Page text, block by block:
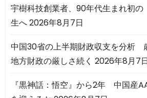
宇樹科技創業者、90年代生まれ初の
生へ2026年8月7日
中国30省の上半期財政収支を分析
地方財政の厳しさ続く 2026年8月7
『黒神話：悟空』から2年 中国産